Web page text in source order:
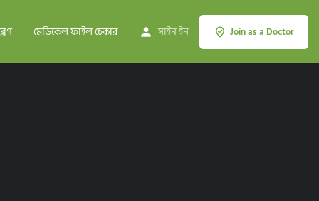
ব্লগ মেডিকেল ফাইল চেকার সাইন ইন Join as a Doctor